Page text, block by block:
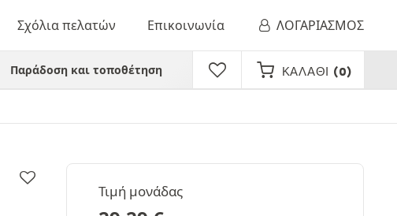
Σχόλια πελατών Επικοινωνία ΛΟΓΑΡΙΑΣΜΟΣ
Παράδοση και τοποθέτηση ΚΑΛΆΘΙ (0)
Τιμή μονάδας